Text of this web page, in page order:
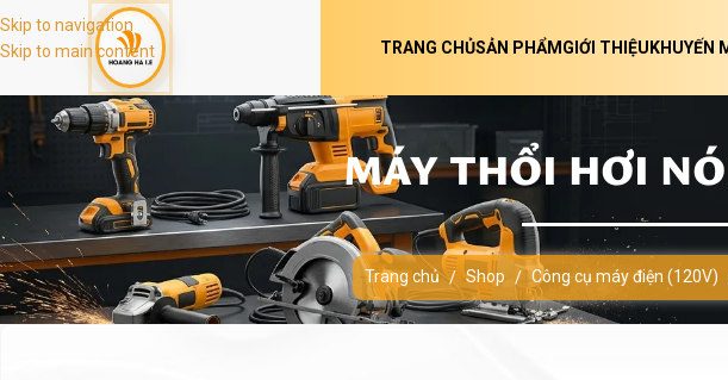
Skip to navigation
Skip to main content
TRANG CHỦSẢN PHẨMGIỚI THIỆUKHUYẾN
MÁY THỔI HƠI
Trang chủ / Shop / Công cụ máy điện (120V)